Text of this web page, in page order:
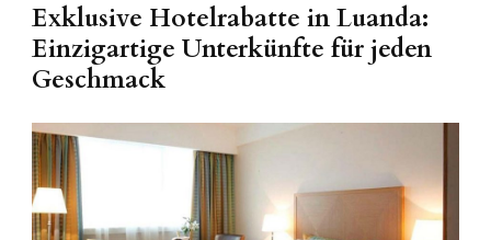
Exklusive Hotelrabatte in Luanda:
Einzigartige Unterkünfte für jeden
Geschmack